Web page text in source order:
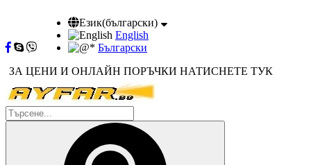
Език(български)
English
Български
ЗА ЦЕНИ И ОНЛАЙН ПОРЪЧКИ НАТИСНЕТЕ ТУК